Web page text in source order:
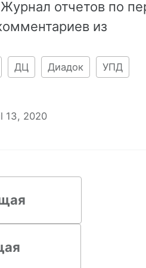
Журнал отчетов по
из
ДЦ Диадок УПД
13, 2020